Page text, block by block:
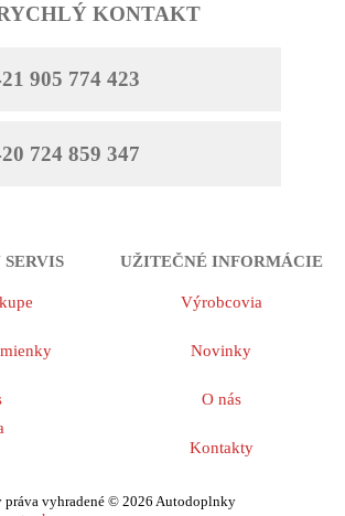
KONTAKT
905 774 423
724 859 347
UŽITEČNÉ INFORMÁCIE
Výrobcovia
Novinky
O nás
Kontakty
práva vyhradené © 2026 Autodoplnky